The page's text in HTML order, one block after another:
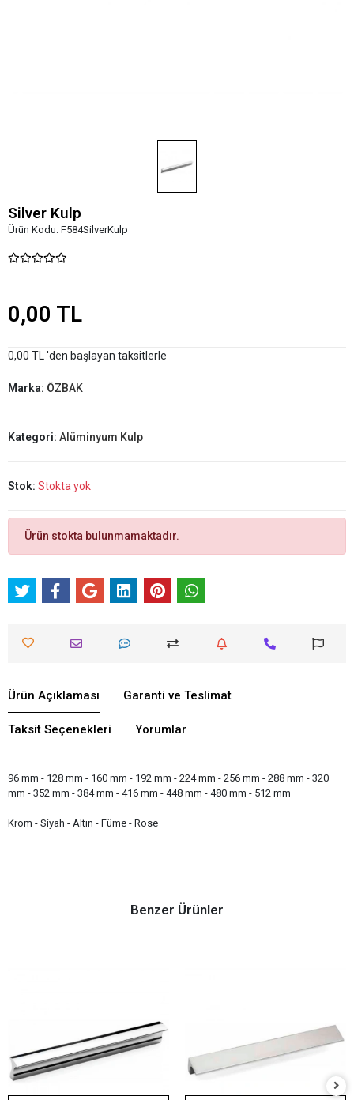
Silver Kulp
Ürün Kodu: F584SilverKulp
0,00 TL
0,00 TL 'den başlayan taksitlerle
Marka: ÖZBAK
Kategori: Alüminyum Kulp
Stok: Stokta yok
Ürün stokta bulunmamaktadır.
Ürün Açıklaması Garanti ve Teslimat
Taksit Seçenekleri Yorumlar
96 mm - 128 mm - 160 mm - 192 mm - 224 mm - 256 mm - 288 mm - 320
mm - 352 mm - 384 mm - 416 mm - 448 mm - 480 mm - 512 mm
Krom - Siyah - Altın - Füme - Rose
Benzer Ürünler